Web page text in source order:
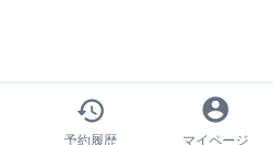
予約履歴 マイページ